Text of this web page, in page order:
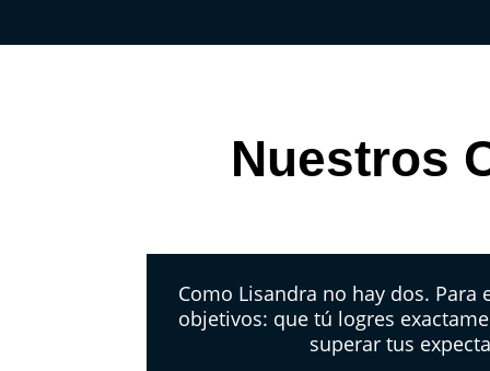
Nuestros
Como Lisandra no hay dos. Para
objetivos: que tú logres
superar tus